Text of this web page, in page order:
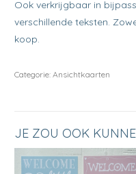
Ook verkrijgbaar in
verschillende teksten.
koop.
Categorie: Ansichtkaarten
JE ZOU OOK